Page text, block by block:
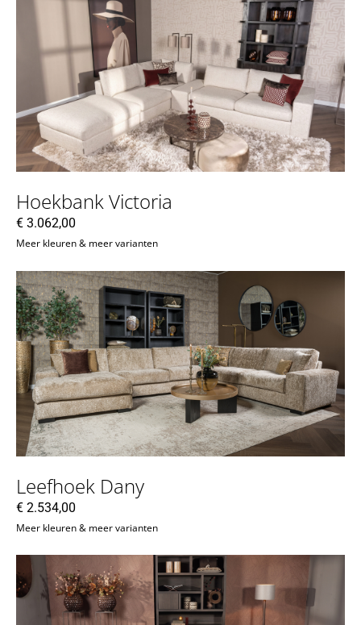
Hoekbank Victoria
€ 3.062,00
Meer kleuren & meer varianten
Leefhoek Dany
€ 2.534,00
Meer kleuren & meer varianten